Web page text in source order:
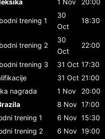
trening 1
30
Oct
18:30
trening 2
30
Oct
22:00
trening 3 31 Oct 17:30
31 Oct 21:00
nagrada 1 Nov
20:00
8 Nov 17:00
trening 1 6 Nov 15:30
trening 2 6 Nov 19:00